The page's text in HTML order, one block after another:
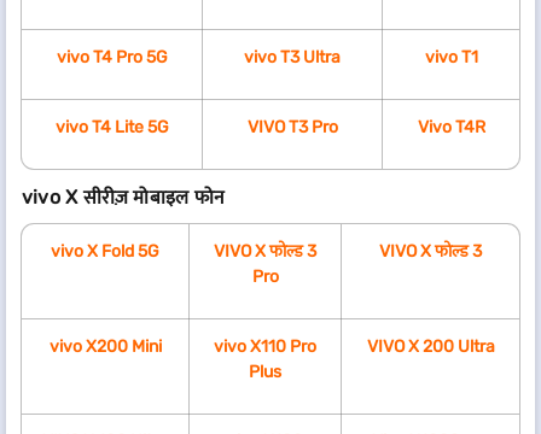
vivo T4 Pro 5G vivo T3 Ultra vivo T1
vivo T4 Lite 5G VIVO T3 Pro Vivo T4R
vivo X सीरीज़ मोबाइल फोन
vivo X Fold 5G
VIVO X फोल्ड 3
Pro
VIVO X फोल्ड 3
vivo X200 Mini
vivo X110 Pro
Plus
VIVO X 200 Ultra